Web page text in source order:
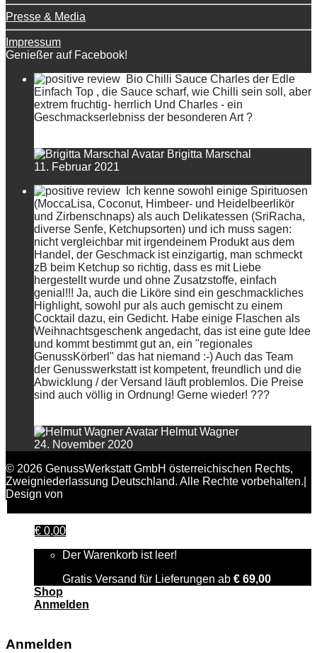
Presse & Media
Impressum
Genießer auf Facebook!
Bio Chilli Sauce Charles der Edle
Einfach Top , die Sauce scharf, wie Chilli sein soll, aber
extrem fruchtig- herrlich Und Charles - ein
Geschmackserlebniss der besonderen Art ?
Brigitta Marschal
11. Februar 2021
Ich kenne sowohl einige Spirituosen
(MoccaLisa, Coconut, Himbeer- und Heidelbeerlikör
und Zirbenschnaps) als auch Delikatessen (SriRacha,
diverse Senfe, Ketchupsorten) und ich muss sagen:
nicht vergleichbar mit irgendeinem Produkt aus dem
Handel, der Geschmack ist einzigartig, man schmeckt
zB beim Ketchup so richtig, dass es mit Liebe
hergestellt wurde und ohne Zusatzstoffe, einfach
genial!!! Ja, auch die Liköre sind ein geschmackliches
Highlight, sowohl pur als auch gemischt zu einem
Cocktail dazu, ein Gedicht. Habe einige Flaschen als
Weihnachtsgeschenk angedacht, das ist eine gute Idee
und kommt bestimmt gut an, ein "regionales
GenussKörberl" das hat niemand :-) Auch das Team
der Genusswerkstatt ist kompetent, freundlich und die
Abwicklung / der Versand läuft problemlos. Die Preise
sind auch völlig in Ordnung! Gerne wieder! ???
Helmut Wagner
24. November 2020
© 2026 GenussWerkstatt GmbH österreichischen Rechts,
Zweigniederlassung Deutschland. Alle Rechte vorbehalten.|
Design von
€ 0,00
Der Warenkorb ist leer!
Gratis Versand für Lieferungen ab € 69,00
Shop
Anmelden
Anmelden